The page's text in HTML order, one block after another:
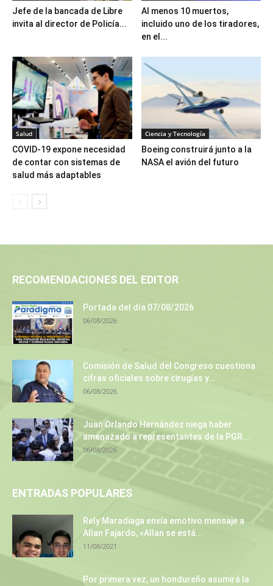
Jefe de la bancada de Libre
invita al director de Policía...
Al menos 10 muertos,
incluido uno de los tiradores,
en el...
Salud
COVID-19 expone necesidad
de contar con sistemas de
salud más adaptables
Ciencia y Tecnología
Boeing construirá junto a la
NASA el avión del futuro
RECOMENDACIONES DEL EDITOR
Portada del día 07/08/2026
06/08/2026
Comisión de Salud del Congreso cuestiona
cifras oficiales sobre cirugías y...
06/08/2026
Juan Orlando Hernández niega haber
amenazado a representantes de la PGR...
06/08/2026
ENTRADAS POPULARES
Rely Maradiaga envía emotivo mensaje a
Allan Fajardo, «Allan se está...
11/08/2021
Por primera vez, un hondureño asumirá la